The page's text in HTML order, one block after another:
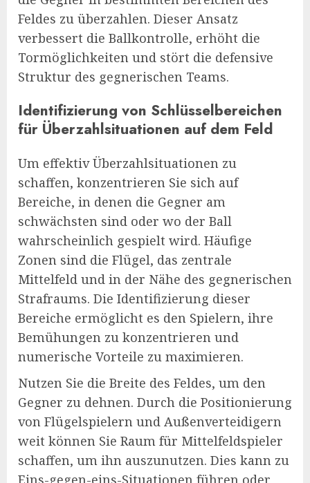
Feldes zu überzahlen. Dieser Ansatz
verbessert die Ballkontrolle, erhöht die
Tormöglichkeiten und stört die defensive
Struktur des gegnerischen Teams.
Identifizierung von Schlüsselbereichen
für Überzahlsituationen auf dem Feld
Um effektiv Überzahlsituationen zu
schaffen, konzentrieren Sie sich auf
Bereiche, in denen die Gegner am
schwächsten sind oder wo der Ball
wahrscheinlich gespielt wird. Häufige
Zonen sind die Flügel, das zentrale
Mittelfeld und in der Nähe des gegnerischen
Strafraums. Die Identifizierung dieser
Bereiche ermöglicht es den Spielern, ihre
Bemühungen zu konzentrieren und
numerische Vorteile zu maximieren.
Nutzen Sie die Breite des Feldes, um den
Gegner zu dehnen. Durch die Positionierung
von Flügelspielern und Außenverteidigern
weit können Sie Raum für Mittelfeldspieler
schaffen, um ihn auszunutzen. Dies kann zu
Eins-gegen-eins-Situationen führen oder